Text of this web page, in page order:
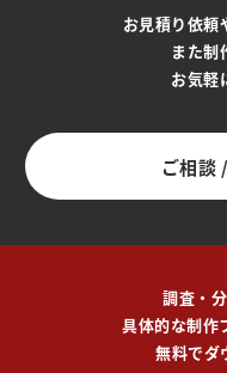
お見積り依頼
また制
お気軽
ご相談
調査・
具体的な制作
無料でダ